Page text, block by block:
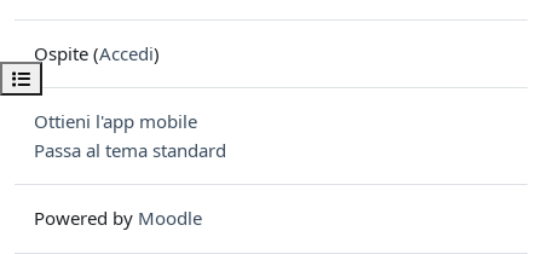
Apri indice del corso
Ospite (Accedi)
Ottieni l'app mobile
Passa al tema standard
Powered by Moodle